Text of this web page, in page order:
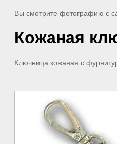
Вы смотрите фотографию с
Кожаная
Ключница кожаная с